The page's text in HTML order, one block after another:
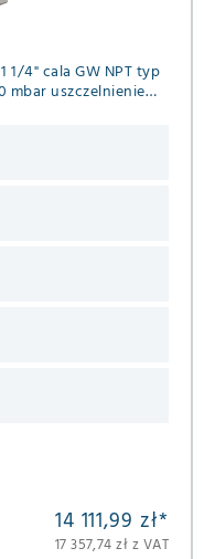
4" cala GW NPT typ
mbar uszczelnienie
14 111,99 zł*
17 357,74 zł z VAT